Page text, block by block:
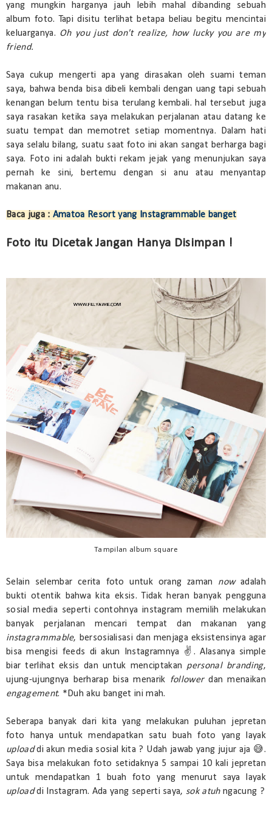
yang mungkin harganya jauh lebih mahal dibanding sebuah
album foto. Tapi disitu terlihat betapa beliau begitu mencintai
keluarganya. Oh you just don't realize, how lucky you are my
friend.
Saya cukup mengerti apa yang dirasakan oleh suami teman
saya, bahwa benda bisa dibeli kembali dengan uang tapi sebuah
kenangan belum tentu bisa terulang kembali. hal tersebut juga
saya rasakan ketika saya melakukan perjalanan atau datang ke
suatu tempat dan memotret setiap momentnya. Dalam hati
saya selalu bilang, suatu saat foto ini akan sangat berharga bagi
saya. Foto ini adalah bukti rekam jejak yang menunjukan saya
pernah ke sini, bertemu dengan si anu atau menyantap
makanan anu.
Baca juga : Amatoa Resort yang Instagrammable banget
Foto itu Dicetak Jangan Hanya Disimpan !
Tampilan album square
Selain selembar cerita foto untuk orang zaman nowadalah
bukti otentik bahwa kita eksis. Tidak heran banyak pengguna
sosial media seperti contohnya instagram memilih melakukan
banyak perjalanan mencari tempat dan makanan yang
instagrammable, bersosialisasi dan menjaga eksistensinya agar
bisa mengisi feeds di akun Instagramnya ✌. Alasanya simple
biar terlihat eksis dan untuk menciptakan personal branding,
ujung-ujungnya berharap bisa menarik followerdan menaikan
engagement. *Duh aku banget ini mah.
Seberapa banyak dari kita yang melakukan puluhan jepretan
foto hanya untuk mendapatkan satu buah foto yang layak
uploaddi akun media sosial kita ? Udah jawab yang jujur aja 😅.
Saya bisa melakukan foto setidaknya 5 sampai 10 kali jepretan
untuk mendapatkan 1 buah foto yang menurut saya layak
uploaddi Instagram. Ada yang seperti saya, sok atuhngacung ?